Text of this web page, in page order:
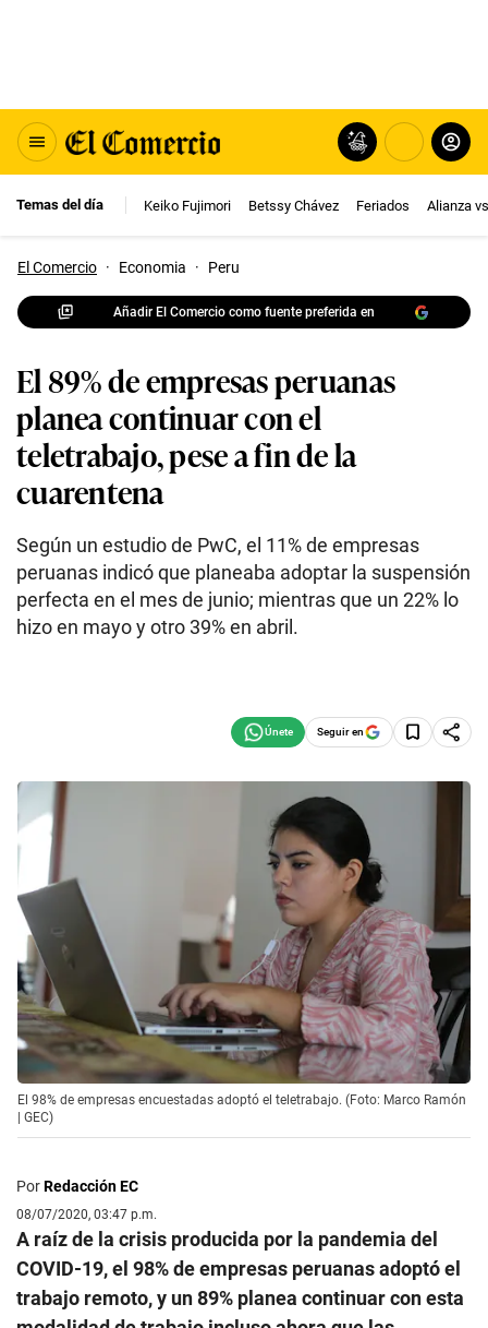
Temas del día Keiko Fujimori Betssy Chávez Feriados Alianza
El Comercio · Economia · Peru
Añadir El Comercio como fuente preferida en
El 89% de empresas peruanas
planea continuar con el
teletrabajo, pese a fin de la
cuarentena
Según un estudio de PwC, el 11% de empresas
peruanas indicó que planeaba adoptar la suspensión
perfecta en el mes de junio; mientras que un 22% lo
hizo en mayo y otro 39% en abril.
Seguir en
El 98% de empresas encuestadas adoptó el teletrabajo. (Foto: Marco Ramón
| GEC)
PorRedacción EC
08/07/2020, 03:47 p.m.
A raíz de la crisis producida por la pandemia del
COVID-19, el 98% de empresas peruanas adoptó el
trabajo remoto, y un 89% planea continuar con esta